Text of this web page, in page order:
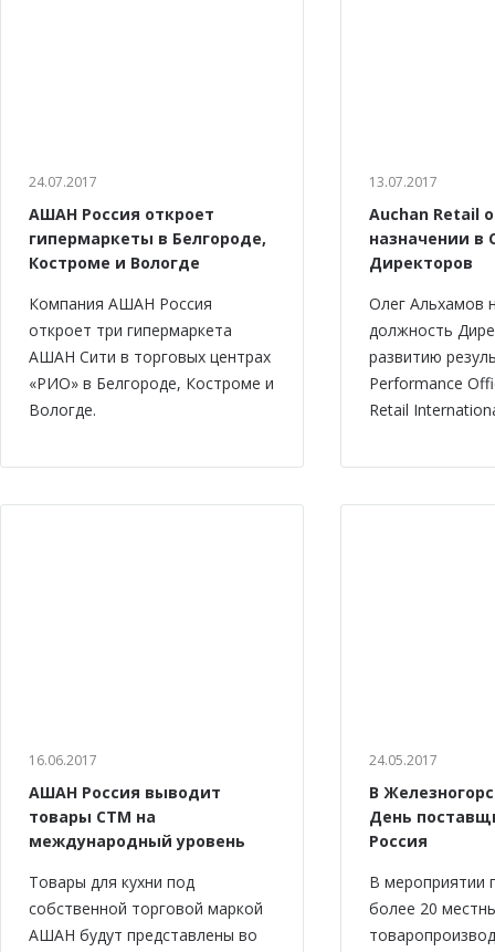
24.07.2017
АШАН Россия откроет
гипермаркеты в Белгороде,
Костроме и Вологде
Компания АШАН Россия
откроет три гипермаркета
АШАН Сити в торговых центрах
«РИО» в Белгороде, Костроме и
Вологде.
13.07.2017
Auchan Retail
назначении в
Директоров
Олег Альхамов
должность
развитию
Performance
Retail
16.06.2017
АШАН Россия выводит
товары СТМ на
международный уровень
Товары для кухни под
собственной торговой маркой
АШАН будут представлены во
24.05.2017
В
День
Россия
В мероприятии
более 20